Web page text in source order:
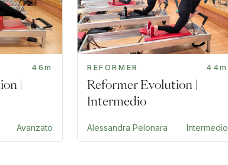
46m
|
Avanzato
REFORMER 44m
Reformer Evolution |
Intermedio
Alessandra Pelonara Intermedio